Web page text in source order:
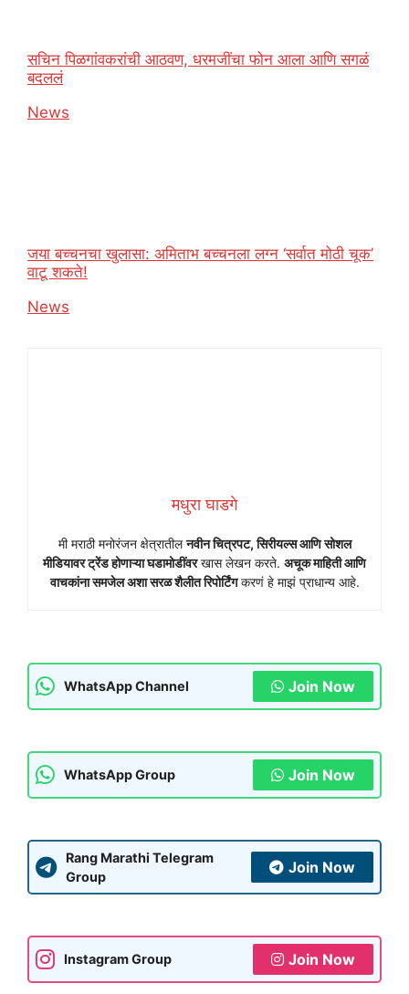
सचिन पिळगांवकरांची आठवण, धरमजींचा फोन आला आणि सगळं
बदललं
In relation to
News
जया बच्चनचा खुलासा: अमिताभ बच्चनला लग्न ‘सर्वात मोठी चूक’
वाटू शकते!
In relation to
News
मधुरा घाडगे
मी मराठी मनोरंजन क्षेत्रातीलनवीन चित्रपट, सिरीयल्स आणि सोशल
मीडियावर ट्रेंड होणाऱ्या घडामोडींवरखास लेखन करते. अचूक माहिती आणि
वाचकांना समजेल अशा सरळ शैलीत रिपोर्टिंगकरणं हे माझं प्राधान्य आहे.
WhatsApp Channel Join Now
WhatsApp Group Join Now
Rang Marathi Telegram
Group
Join Now
Instagram Group Join Now